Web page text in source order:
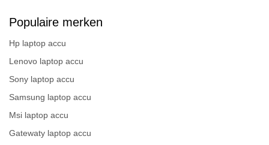
Populaire merken
Hp laptop accu
Lenovo laptop accu
Sony laptop accu
Samsung laptop accu
Msi laptop accu
Gatewaty laptop accu